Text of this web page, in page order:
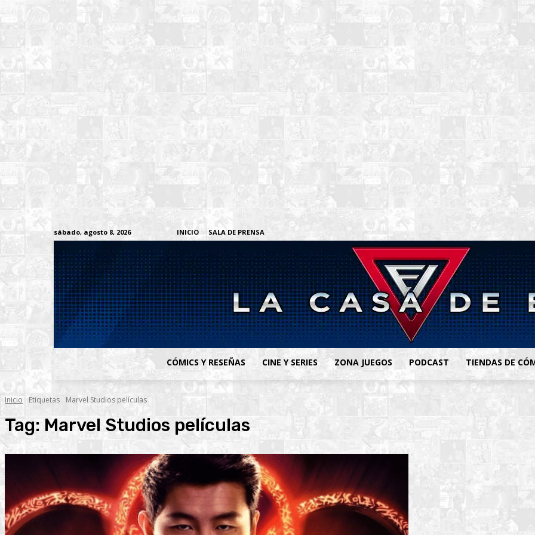
sábado, agosto 8, 2026 INICIO SALA DE PRENSA
CÓMICS Y RESEÑAS CINE Y SERIES ZONA JUEGOS PODCAST TIENDAS DE
Inicio Etiquetas Marvel Studios películas
Tag: Marvel Studios películas